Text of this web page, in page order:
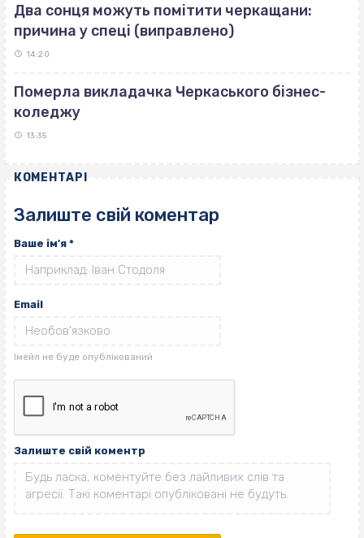
Два сонця можуть помітити черкащани:
причина у спеці (виправлено)
14:20
Померла викладачка Черкаського бізнес-
коледжу
13:35
КОМЕНТАРІ
Залиште свій коментар
Ваше ім'я *
Email
Залиште свій коментр